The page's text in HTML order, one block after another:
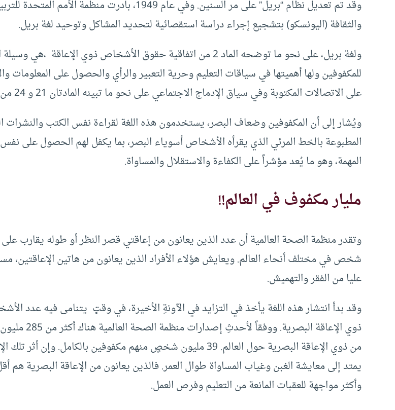
وقد تم تعديل نظام “بريل” على مر السنين. وفي عام 1949، بادرت منظمة الأمم
والثقافة (اليونسكو) بتشجيع إجراء دراسة استقصائية لتحديد المشاكل وتوحيد لغة بريل.
ولغة بريل، على نحو ما توضحه الماد 2 من اتفاقية حقوق الأشخاص ذوي الإعاقة ،هي
للمكفوفين ولها أهميتها في سياقات التعليم وحرية التعبير والرأي والحصول على المعلومات
على الاتصالات المكتوبة وفي سياق الإدماج الاجتماعي على نحو ما تبينه المادتان 21 و 24 من الاتفاقية.
ويُشار إلى أن المكفوفين وضعاف البصر، يستخدمون هذه اللغة لقراءة نفس الكتب والنشرات
المطبوعة بالخط المرئي الذي يقرأه الأشخاص أسوياء البصر، بما يكفل لهم الحصول على
المهمة، وهو ما يُعد مؤشراً على الكفاءة والاستقلال والمساواة.
مليار مكفوف في العالم!!
وتقدر منظمة الصحة العالمية أن عدد الذين يعانون من إعاقتي قصر النظر أو طوله يقارب على
شخص في مختلف أنحاء العالم. ويعايش هؤلاء الأفراد الذين يعانون من هاتين الإعاقتين،
عليا من الفقر والتهميش.
وقد بدأ انتشار هذه اللغة يأخذ في التزايد في الآونةِ الأخيرة، في وقتٍ يتنامى فيه عدد
ذوي الإعاقة البصرية. ووفقاً
من ذوي الإعاقة البصرية حول العالم. 39 مليون شخصٍ منهم مكفوفين بالكامل. وإن أثر
يمتد إلى معايشة الغبن وغياب المساواة طوال العمر. فالذين يعانون من الإعاقة البصرية هم
وأكثر مواجهة للعقبات المانعة من التعليم وفرص العمل.